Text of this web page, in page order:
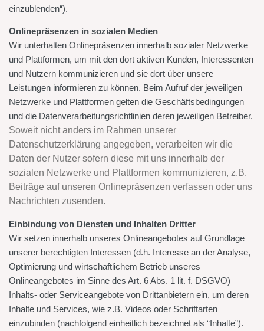
einzublenden“).
Onlinepräsenzen in sozialen Medien
Wir unterhalten Onlinepräsenzen innerhalb sozialer Netzwerke
und Plattformen, um mit den dort aktiven Kunden, Interessenten
und Nutzern kommunizieren und sie dort über unsere
Leistungen informieren zu können. Beim Aufruf der jeweiligen
Netzwerke und Plattformen gelten die Geschäftsbedingungen
und die Datenverarbeitungsrichtlinien deren jeweiligen Betreiber.
Soweit nicht anders im Rahmen unserer
Datenschutzerklärung angegeben, verarbeiten wir die
Daten der Nutzer sofern diese mit uns innerhalb der
sozialen Netzwerke und Plattformen kommunizieren, z.B.
Beiträge auf unseren Onlinepräsenzen verfassen oder uns
Nachrichten zusenden.
Einbindung von Diensten und Inhalten Dritter
Wir setzen innerhalb unseres Onlineangebotes auf Grundlage
unserer berechtigten Interessen (d.h. Interesse an der Analyse,
Optimierung und wirtschaftlichem Betrieb unseres
Onlineangebotes im Sinne des Art. 6 Abs. 1 lit. f. DSGVO)
Inhalts- oder Serviceangebote von Drittanbietern ein, um deren
Inhalte und Services, wie z.B. Videos oder Schriftarten
einzubinden (nachfolgend einheitlich bezeichnet als “Inhalte”).